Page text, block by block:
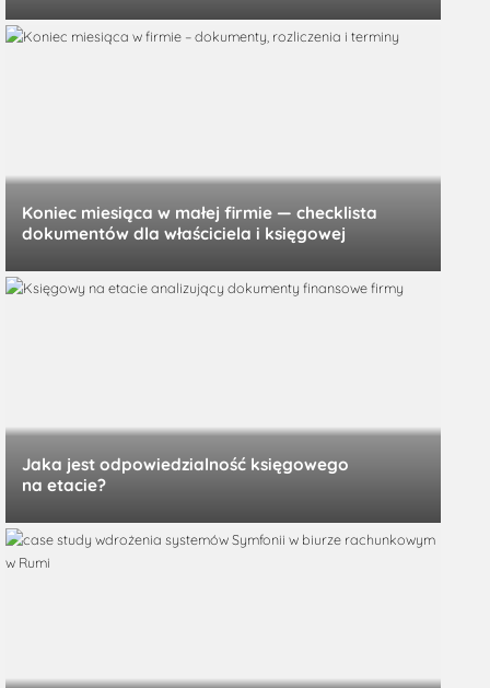
Koniec miesiąca w małej firmie — checklista
dokumentów dla właściciela i księgowej
Jaka jest odpowiedzialność księgowego
na etacie?